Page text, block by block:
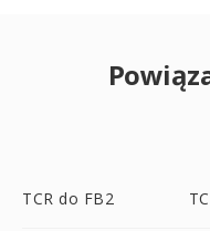
TCR do FB2